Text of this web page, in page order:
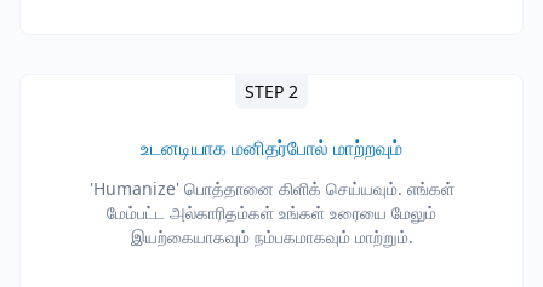
STEP 2
உடனடியாக மனிதர்போல் மாற்றவும்
'Humanize' பொத்தானை கிளிக் செய்யவும். எங்கள்
மேம்பட்ட அல்காரிதம்கள் உங்கள் உரையை மேலும்
இயற்கையாகவும் நம்பகமாகவும் மாற்றும்.